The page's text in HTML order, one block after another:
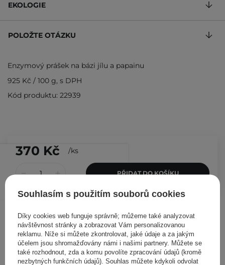
370 Kč /ks
PŘIDAT DO KOŠÍKU
EKOLOGIE
POLOŽTE OTÁZKU
Enzymový prášek na bázi jílu a papainu
925 Kč / 100 g, s DPH
Kód produktu: 22939
Ostatní zákazníci si prohlédli
Souhlasím s použitím souborů cookies
Díky cookies web funguje správně; můžeme také analyzovat
návštěvnost stránky a zobrazovat Vám personalizovanou
reklamu. Níže si můžete zkontrolovat, jaké údaje a za jakým
účelem jsou shromažďovány námi i našimi partnery. Můžete se
také rozhodnout, zda a komu povolíte zpracování údajů (kromě
nezbytných funkčních údajů). Souhlas můžete kdykoli odvolat